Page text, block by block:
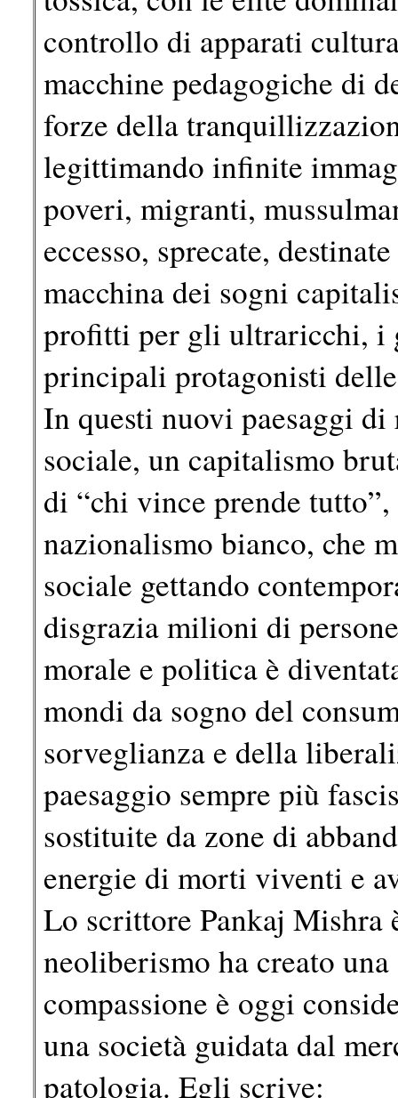
controllo di apparati
macchine pedagogiche di
forze della
legittimando infinite
poveri, migranti,
eccesso, sprecate,
macchina dei sogni
profitti per gli ultraricchi, i
principali protagonisti
In questi nuovi paesaggi
sociale, un capitalismo
di “chi vince prende
nazionalismo bianco, che
sociale gettando
disgrazia milioni di
morale e politica è
mondi da sogno del
sorveglianza e della
paesaggio sempre più
sostituite da zone di
energie di morti viventi e
Lo scrittore Pankaj Mishra
neoliberismo ha creato
compassione è oggi
una società guidata dal
patologia. Egli scrive: